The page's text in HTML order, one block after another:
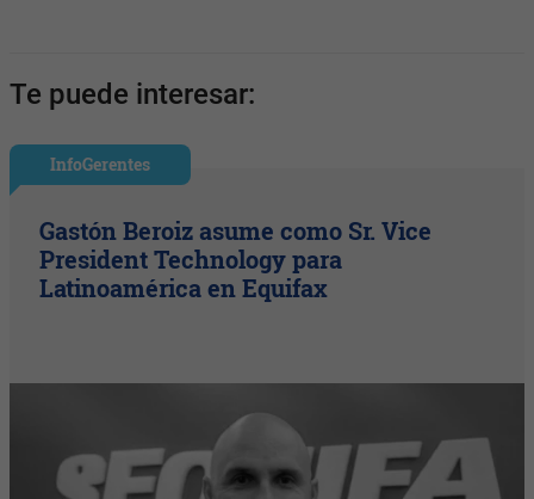
Te puede interesar:
InfoGerentes
Gastón Beroiz asume como Sr. Vice
President Technology para
Latinoamérica en Equifax